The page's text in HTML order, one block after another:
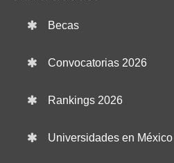
Becas
Convocatorias 2026
Rankings 2026
Universidades en México